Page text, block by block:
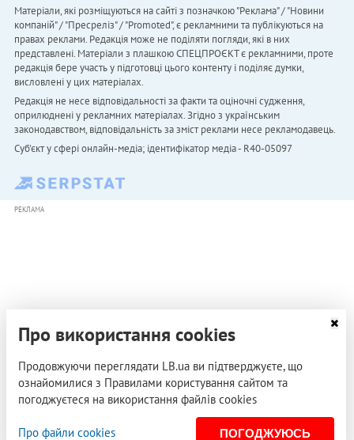
Матеріали, які розміщуються на сайті з позначкою "Реклама" / "Новини
компаній" / "Пресреліз" / "Promoted", є рекламними та публікуються на
правах реклами. Редакція може не поділяти погляди, які в них
представлені. Матеріали з плашкою СПЕЦПРОЄКТ є рекламними, проте
редакція бере участь у підготовці цього контенту і поділяє думки,
висловлені у цих матеріалах.
Редакція не несе відповідальності за факти та оціночні судження,
оприлюднені у рекламних матеріалах. Згідно з українським
законодавством, відповідальність за зміст реклами несе рекламодавець.
Cуб'єкт у сфері онлайн-медіа; ідентифікатор медіа - R40-05097
РЕКЛАМА
Про використання cookies
Продовжуючи переглядати LB.ua ви підтверджуєте, що
ознайомилися з Правилами користування сайтом та
погоджуєтеся на використання файлів cookies
Про файли cookies ПОГОДЖУЮСЬ